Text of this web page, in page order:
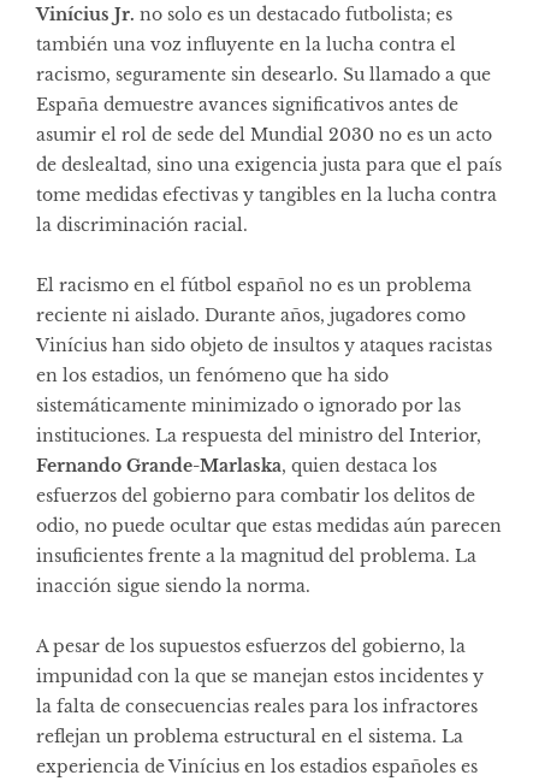
Vinícius Jr. no solo es un destacado futbolista; es
también una voz influyente en la lucha contra el
racismo, seguramente sin desearlo. Su llamado a que
España demuestre avances significativos antes de
asumir el rol de sede del Mundial 2030 no es un acto
de deslealtad, sino una exigencia justa para que el país
tome medidas efectivas y tangibles en la lucha contra
la discriminación racial.
El racismo en el fútbol español no es un problema
reciente ni aislado. Durante años, jugadores como
Vinícius han sido objeto de insultos y ataques racistas
en los estadios, un fenómeno que ha sido
sistemáticamente minimizado o ignorado por las
instituciones. La respuesta del ministro del Interior,
Fernando Grande-Marlaska, quien destaca los
esfuerzos del gobierno para combatir los delitos de
odio, no puede ocultar que estas medidas aún parecen
insuficientes frente a la magnitud del problema. La
inacción sigue siendo la norma.
A pesar de los supuestos esfuerzos del gobierno, la
impunidad con la que se manejan estos incidentes y
la falta de consecuencias reales para los infractores
reflejan un problema estructural en el sistema. La
experiencia de Vinícius en los estadios españoles es